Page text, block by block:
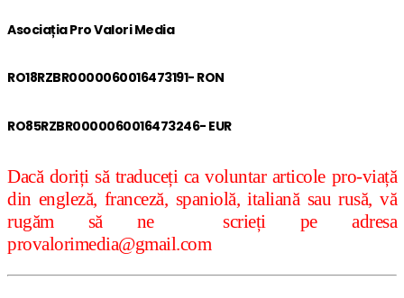
Asociația Pro Valori Media
RO18RZBR0000060016473191- RON
RO85RZBR0000060016473246- EUR
Dacă doriți să traduceți ca voluntar articole pro-viață
din engleză, franceză, spaniolă, italiană sau rusă, vă
rugăm să ne scrieți pe adresa
provalorimedia@gmail.com